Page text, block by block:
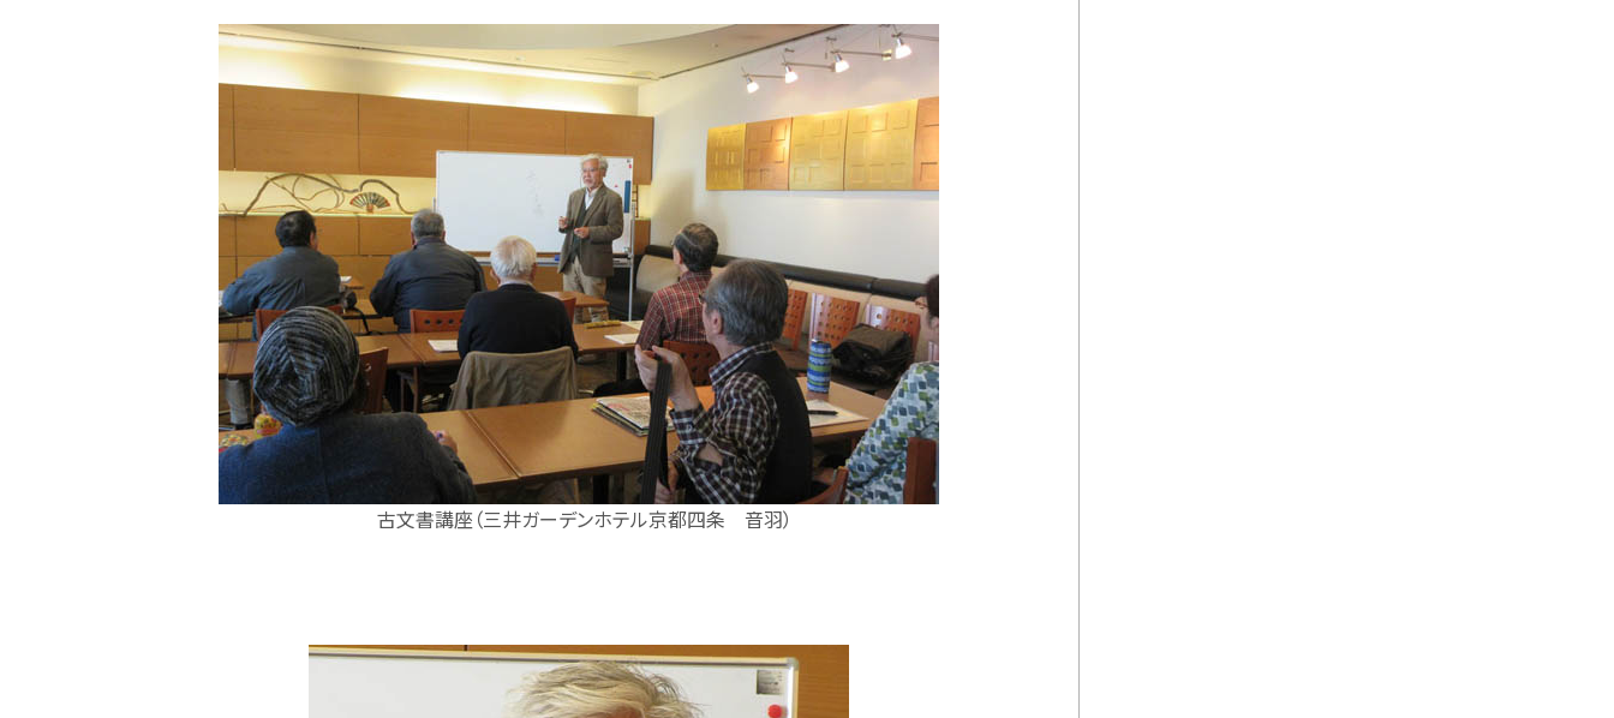
古文書講座（三井ガーデンホテル京都四条 音羽）